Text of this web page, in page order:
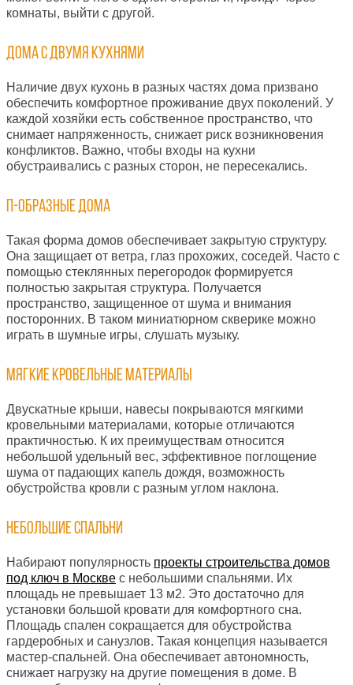
комнаты, выйти с другой.
Дома с двумя кухнями
Наличие двух кухонь в разных частях дома призвано
обеспечить комфортное проживание двух поколений. У
каждой хозяйки есть собственное пространство, что
снимает напряженность, снижает риск возникновения
конфликтов. Важно, чтобы входы на кухни
обустраивались с разных сторон, не пересекались.
П-образные дома
Такая форма домов обеспечивает закрытую структуру.
Она защищает от ветра, глаз прохожих, соседей. Часто с
помощью стеклянных перегородок формируется
полностью закрытая структура. Получается
пространство, защищенное от шума и внимания
посторонних. В таком миниатюрном скверике можно
играть в шумные игры, слушать музыку.
Мягкие кровельные материалы
Двускатные крыши, навесы покрываются мягкими
кровельными материалами, которые отличаются
практичностью. К их преимуществам относится
небольшой удельный вес, эффективное поглощение
шума от падающих капель дождя, возможность
обустройства кровли с разным углом наклона.
Небольшие спальни
Набирают популярность проекты строительства домов
под ключ в Москве с небольшими спальнями. Их
площадь не превышает 13 м2. Это достаточно для
установки большой кровати для комфортного сна.
Площадь спален сокращается для обустройства
гардеробных и санузлов. Такая концепция называется
мастер-спальней. Она обеспечивает автономность,
снижает нагрузку на другие помещения в доме. В